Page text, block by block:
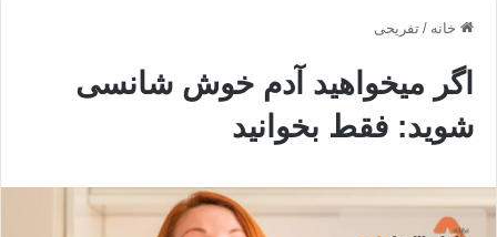
خانه / تفریحی
اگر میخواهید آدم خوش شانسی
شوید: فقط بخوانید